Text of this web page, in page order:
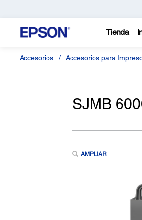
Tienda
Accesorios Accesorios para
SJMB
AMPLIAR